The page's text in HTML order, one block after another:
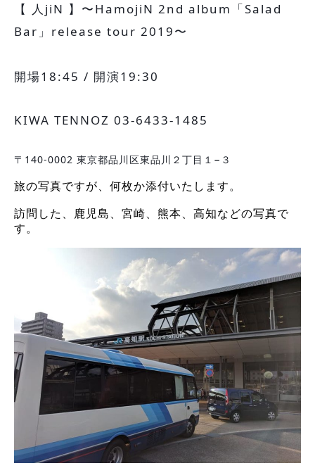
​【 人jiN 】〜HamojiN 2nd album「Salad
Bar」release tour 2019〜
開場18:45 / 開演19:30
​KIWA TENNOZ 03-6433-1485
〒140-0002 東京都品川区東品川２丁目１−３
旅の写真ですが、何枚か添付いたします。
訪問した、鹿児島、宮崎、熊本、高知などの写真で
す。